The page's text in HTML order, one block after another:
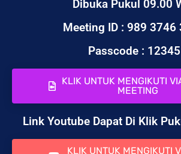
Dibuka Pukul 09.00
Meeting ID : 989 3746
Passcode : 12345
KLIK UNTUK MENGIKUTI
MEETING
Link Youtube Dapat Di Klik
KLIK UNTUK MENGIKUTI